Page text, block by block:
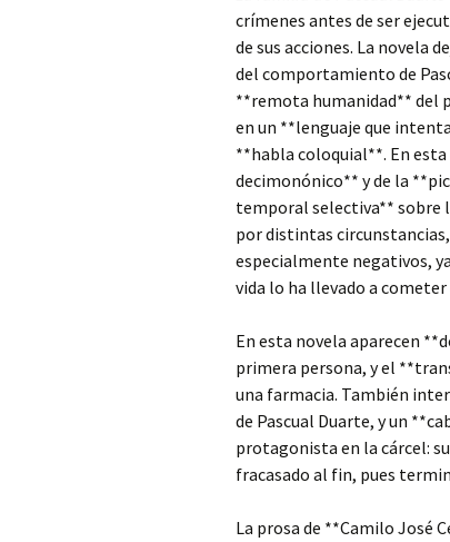
crímenes antes de ser
de sus acciones. La novela
del comportamiento de
**remota humanidad** del
en un **lenguaje que
**habla coloquial**. En
decimonónico** y de la
temporal selectiva** sobre
por distintas
especialmente negativos,
vida lo ha llevado a
En esta novela aparecen
primera persona, y el
una farmacia. También
de Pascual Duarte, y un
protagonista en la cárcel:
fracasado al fin, pues
La prosa de **Camilo José